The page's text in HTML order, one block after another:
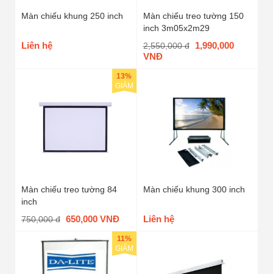
Màn chiếu khung 250 inch
Liên hệ
Màn chiếu treo tường 150
inch 3m05x2m29
2,550,000 đ
1,990,000
VNĐ
Màn chiếu treo tường 84
inch
750,000 đ 650,000 VNĐ
13%
GIẢM
Màn chiếu khung 300 inch
Liên hệ
11%
GIẢM